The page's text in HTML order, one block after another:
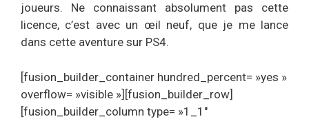
joueurs. Ne connaissant absolument pas cette
licence, c’est avec un œil neuf, que je me lance
dans cette aventure sur PS4.
[fusion_builder_container hundred_percent= »yes »
overflow= »visible »][fusion_builder_row]
[fusion_builder_column type= »1_1″